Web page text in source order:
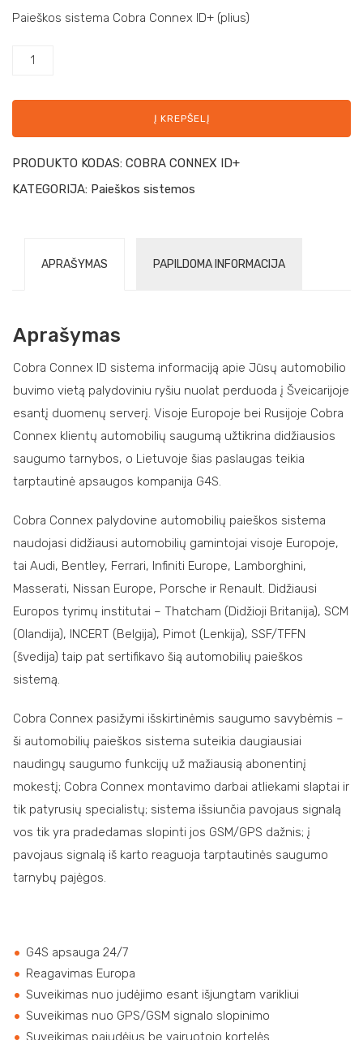
Paieškos sistema Cobra Connex ID+ (plius)
Į KREPŠELĮ
PRODUKTO KODAS: COBRA CONNEX ID+
KATEGORIJA: Paieškos sistemos
APRAŠYMAS PAPILDOMA INFORMACIJA
Aprašymas
Cobra Connex ID sistema informaciją apie Jūsų automobilio
buvimo vietą palydoviniu ryšiu nuolat perduoda į Šveicarijoje
esantį duomenų serverį. Visoje Europoje bei Rusijoje Cobra
Connex klientų automobilių saugumą užtikrina didžiausios
saugumo tarnybos, o Lietuvoje šias paslaugas teikia
tarptautinė apsaugos kompanija G4S.
Cobra Connex palydovine automobilių paieškos sistema
naudojasi didžiausi automobilių gamintojai visoje Europoje,
tai Audi, Bentley, Ferrari, Infiniti Europe, Lamborghini,
Masserati, Nissan Europe, Porsche ir Renault. Didžiausi
Europos tyrimų institutai – Thatcham (Didžioji Britanija), SCM
(Olandija), INCERT (Belgija), Pimot (Lenkija), SSF/TFFN
(švedija) taip pat sertifikavo šią automobilių paieškos
sistemą.
Cobra Connex pasižymi išskirtinėmis saugumo savybėmis –
ši automobilių paieškos sistema suteikia daugiausiai
naudingų saugumo funkcijų už mažiausią abonentinį
mokestį; Cobra Connex montavimo darbai atliekami slaptai ir
tik patyrusių specialistų; sistema išsiunčia pavojaus signalą
vos tik yra pradedamas slopinti jos GSM/GPS dažnis; į
pavojaus signalą iš karto reaguoja tarptautinės saugumo
tarnybų pajėgos.
G4S apsauga 24/7
Reagavimas Europa
Suveikimas nuo judėjimo esant išjungtam varikliui
Suveikimas nuo GPS/GSM signalo slopinimo
Suveikimas pajudėjus be vairuotojo kortelės